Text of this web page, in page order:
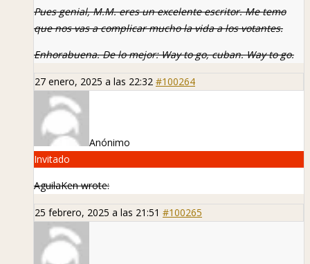
Pues genial, M.M. eres un excelente escritor. Me temo
que nos vas a complicar mucho la vida a los votantes.
Enhorabuena. De lo mejor:Way to go, cuban. Way to go.
27 enero, 2025 a las 22:32 #100264
Anónimo
Invitado
AguilaKen wrote:
25 febrero, 2025 a las 21:51 #100265